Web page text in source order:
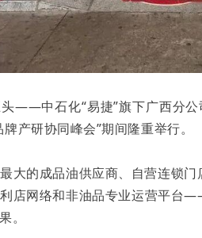
——中石化“易捷”旗下广西分
产研协同峰会”期间隆重举行。
大的成品油供应商、自营连锁
店网络和非油品专业运营平台
。